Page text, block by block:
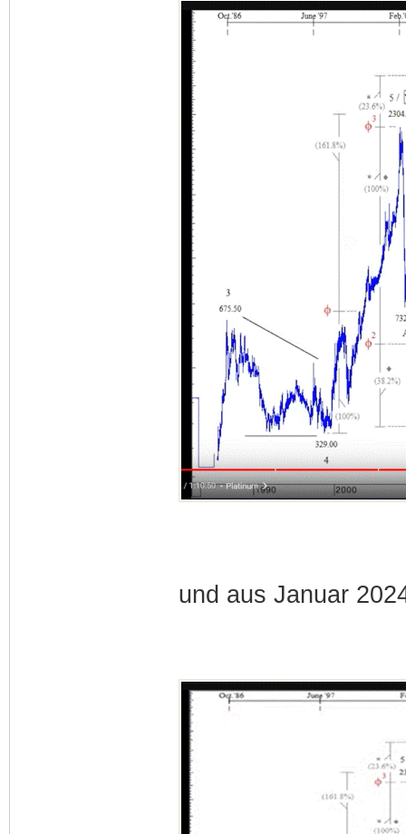
und aus Januar